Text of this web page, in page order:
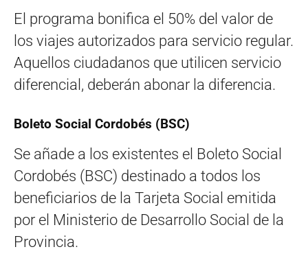
El programa bonifica el 50% del valor de
los viajes autorizados para servicio regular.
Aquellos ciudadanos que utilicen servicio
diferencial, deberán abonar la diferencia.
Boleto Social Cordobés (BSC)
Se añade a los existentes el Boleto Social
Cordobés (BSC) destinado a todos los
beneficiarios de la Tarjeta Social emitida
por el Ministerio de Desarrollo Social de la
Provincia.